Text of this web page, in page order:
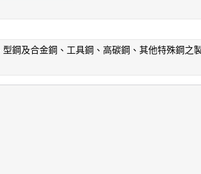
鋼及合金鋼、工具鋼、高碳鋼、其他特殊鋼之